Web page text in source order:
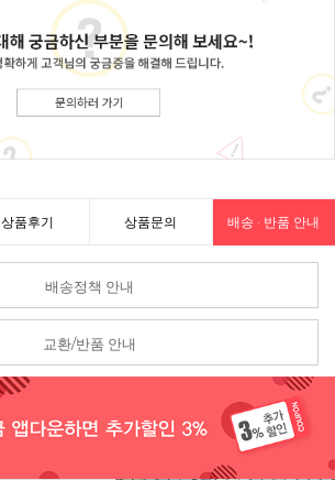
상품후기 상품문의 배송 · 반품 안내
배송정책 안내
교환/반품 안내